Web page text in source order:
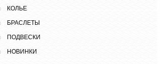
КОЛЬЕ
БРАСЛЕТЫ
ПОДВЕСКИ
НОВИНКИ